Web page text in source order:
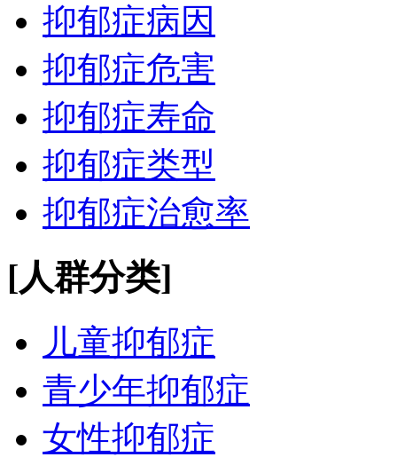
抑郁症病因
抑郁症危害
抑郁症寿命
抑郁症类型
抑郁症治愈率
[人群分类]
儿童抑郁症
青少年抑郁症
女性抑郁症